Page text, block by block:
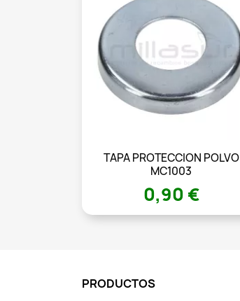
TAPA PROTECCION POLVO
MC1003
0,90 €
PRODUCTOS